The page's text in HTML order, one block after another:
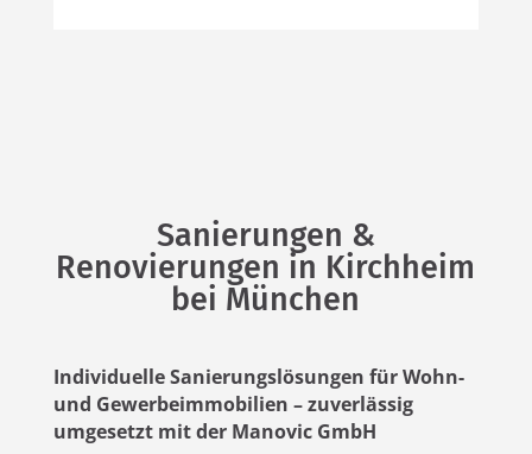
Sanierungen &
Renovierungen in Kirchheim
bei München
Individuelle Sanierungslösungen für Wohn-
und Gewerbeimmobilien – zuverlässig
umgesetzt mit der Manovic GmbH